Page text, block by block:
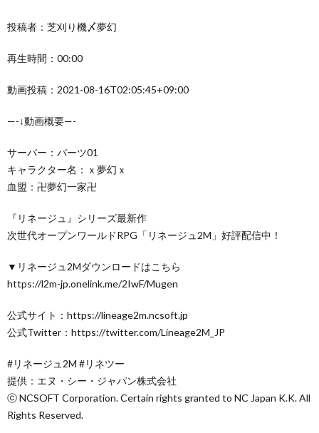
投稿者：芝刈り機〆夢幻
再生時間：00:00
動画投稿：2021-08-16T02:05:45+09:00
—-↓動画概要—-
サーバー：バーツ01
キャラクター名：ｘ夢幻ｘ
血盟：卍夢幻一家卍
『リネージュ』シリーズ最新作
次世代オープンワールドRPG「リネージュ2M」好評配信中！
▼リネージュ2Mダウンロードはこちら
https://l2m-jp.onelink.me/2IwF/Mugen
公式サイト：https://lineage2m.ncsoft.jp
公式Twitter：https://twitter.com/Lineage2M_JP
#リネージュ2M #リネツー
提供：エヌ・シー・ジャパン株式会社
ⓒ NCSOFT Corporation. Certain rights granted to NC Japan K.K. All
Rights Reserved.